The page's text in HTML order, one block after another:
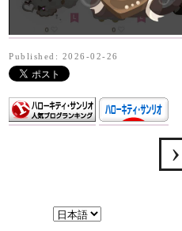
Published: 2026-02-26
言